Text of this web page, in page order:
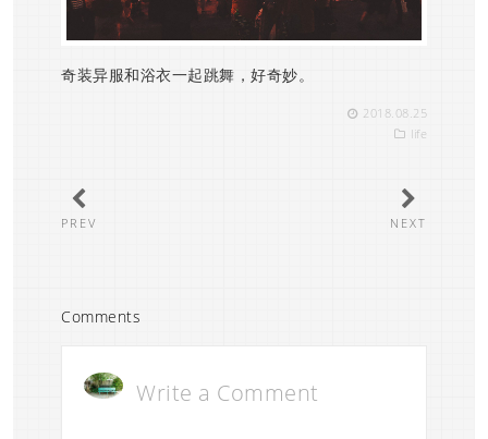
奇装异服和浴衣一起跳舞，好奇妙。
2018.08.25
life
PREV NEXT
Comments
Write a Comment